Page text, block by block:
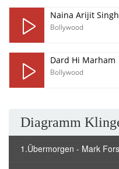
Naina Arijit
Bollywood
Dard Hi Marham
Bollywood
Diagramm
1.Übermorgen - Mark